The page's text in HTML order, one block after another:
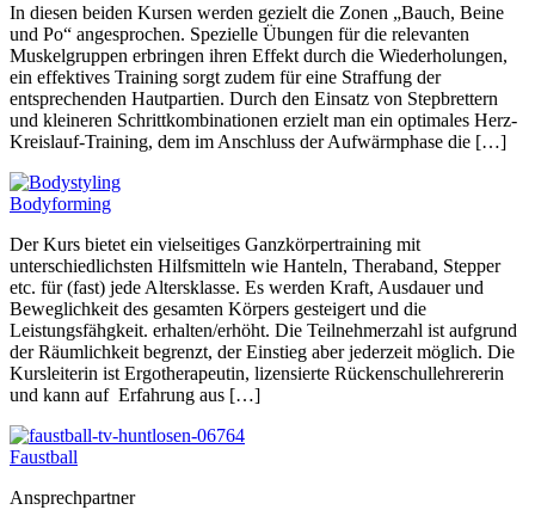
In diesen beiden Kursen werden gezielt die Zonen „Bauch, Beine
und Po“ angesprochen. Spezielle Übungen für die relevanten
Muskelgruppen erbringen ihren Effekt durch die Wiederholungen,
ein effektives Training sorgt zudem für eine Straffung der
entsprechenden Hautpartien. Durch den Einsatz von Stepbrettern
und kleineren Schrittkombinationen erzielt man ein optimales Herz-
Kreislauf-Training, dem im Anschluss der Aufwärmphase die […]
Bodyforming
Der Kurs bietet ein vielseitiges Ganzkörpertraining mit
unterschiedlichsten Hilfsmitteln wie Hanteln, Theraband, Stepper
etc. für (fast) jede Altersklasse. Es werden Kraft, Ausdauer und
Beweglichkeit des gesamten Körpers gesteigert und die
Leistungsfähgkeit. erhalten/erhöht. Die Teilnehmerzahl ist aufgrund
der Räumlichkeit begrenzt, der Einstieg aber jederzeit möglich. Die
Kursleiterin ist Ergotherapeutin, lizensierte Rückenschullehrererin
und kann auf Erfahrung aus […]
Faustball
Ansprechpartner